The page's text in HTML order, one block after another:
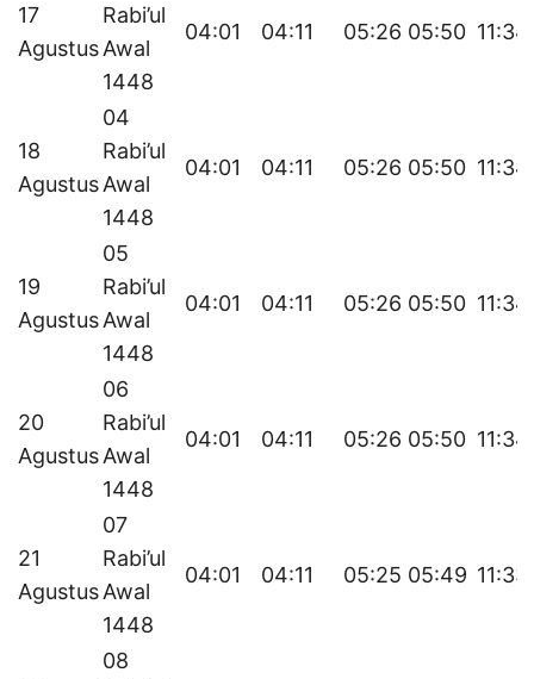
17
Agustus
Rabi’ul
Awal
1448
04:01 04:11 05:26 05:50 11:34
18
Agustus
04
Rabi’ul
Awal
1448
04:01 04:11 05:26 05:50 11:34
19
Agustus
05
Rabi’ul
Awal
1448
04:01 04:11 05:26 05:50 11:34
20
Agustus
06
Rabi’ul
Awal
1448
04:01 04:11 05:26 05:50 11:34
21
Agustus
07
Rabi’ul
Awal
1448
04:01 04:11 05:25 05:49 11:33
08